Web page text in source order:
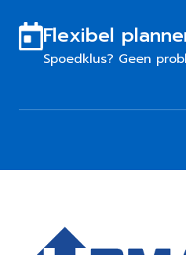
Flexibel
Spoedklus? Geen